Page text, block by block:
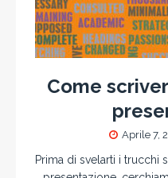
Come
Aprile 7,
Prima di svelarti i trucchi